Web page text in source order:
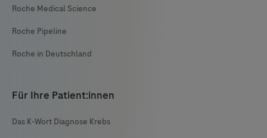
Roche Medical Science
Roche Pipeline
Roche in Deutschland
Für Ihre Patient:innen
Das K-Wort Diagnose Krebs